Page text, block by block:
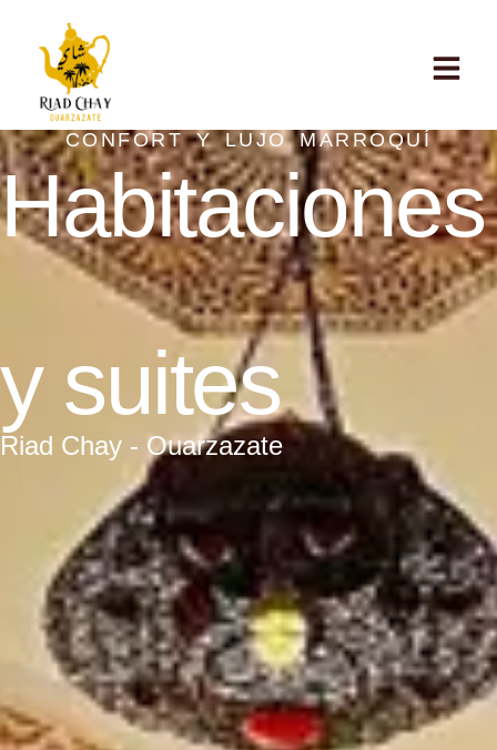
CONFORT Y LUJO MARROQUÍ
Habitaciones
y suites
Riad Chay - Ouarzazate